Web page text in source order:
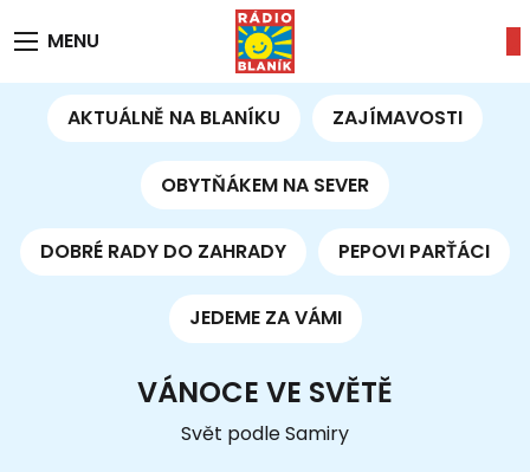
MENU
AKTUÁLNĚ NA BLANÍKU ZAJÍMAVOSTI
OBYTŇÁKEM NA SEVER
DOBRÉ RADY DO ZAHRADY PEPOVI PARŤÁCI
JEDEME ZA VÁMI
VÁNOCE VE SVĚTĚ
Svět podle Samiry